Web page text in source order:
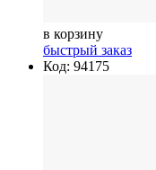
в корзину
быстрый заказ
Код: 94175